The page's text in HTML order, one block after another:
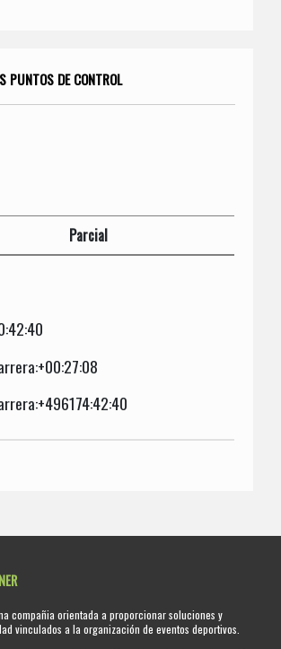
PUNTOS DE CONTROL
Parcial
compañia orientada a proporcionar soluciones y
vinculados a la organización de eventos deportivos.